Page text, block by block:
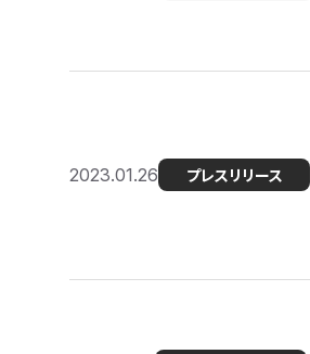
2023.01.26 プレスリリース